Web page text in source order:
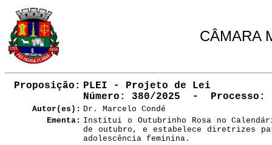
CÂMARA
Proposição: PLEI - Projeto de Lei
Número : 380/2025 - Processo:
Autor(es): Dr. Marcelo Condé
Ementa: Institui o Outubrinho Rosa no
de outubro, e estabelece diretrizes
adolescência feminina.